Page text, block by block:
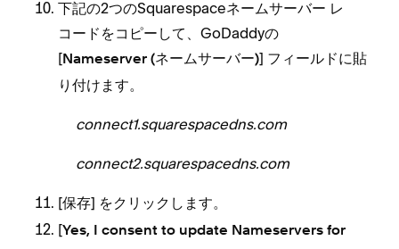
下記の2つのSquarespaceネ⁠⁠⁠ームサ⁠⁠⁠ーバ⁠⁠⁠ー レ
コ⁠⁠⁠ードをコピ⁠⁠⁠ーして⁠⁠⁠、GoDaddyの
[⁠⁠⁠Nameserver (⁠⁠⁠ネ⁠⁠⁠ームサ⁠⁠⁠ーバ⁠⁠⁠ー⁠⁠⁠)⁠⁠⁠] フ⁠⁠⁠ィ⁠⁠⁠ールドに貼
り付けます⁠⁠⁠。
connect1⁠⁠⁠.squarespacedns⁠⁠⁠.com
connect2⁠⁠⁠.squarespacedns⁠⁠⁠.com
[⁠⁠⁠保存⁠⁠⁠] をクリ⁠⁠⁠ックします⁠⁠⁠。
[⁠⁠⁠Yes⁠⁠⁠, I consent to update Nameservers for